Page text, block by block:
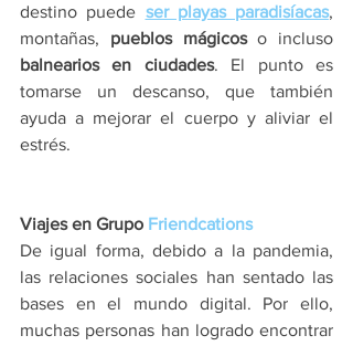
destino puede ser playas paradisíacas,
montañas, pueblos mágicos
balnearios en ciudades. El punto es
tomarse un descanso, que también
ayuda a mejorar el cuerpo y aliviar el
estrés.
Viajes en Grupo Friendcations
De igual forma, debido a la pandemia,
las relaciones sociales han sentado las
bases en el mundo digital. Por ello,
muchas personas han logrado encontrar